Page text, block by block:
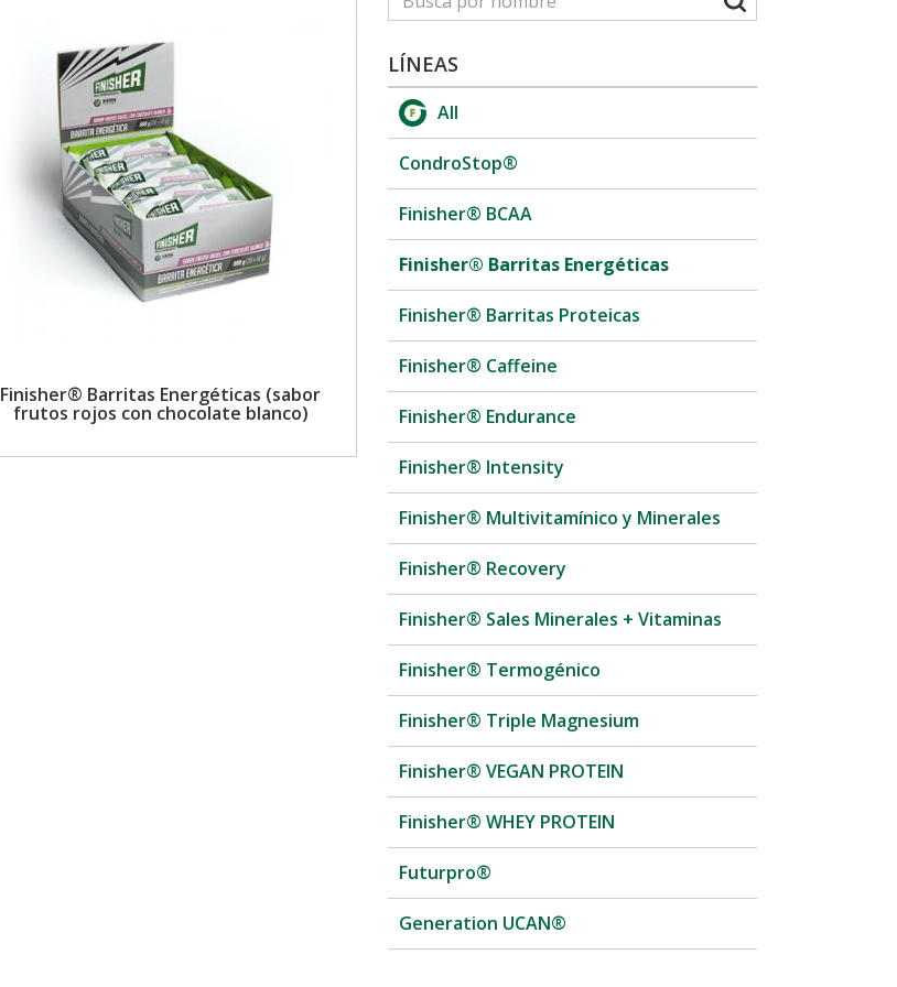
LÍNEAS
All
CondroStop®
Finisher® BCAA
Finisher® Barritas Energéticas
Finisher® Barritas Proteicas
Finisher® Caffeine
Finisher® Endurance
Finisher® Intensity
Finisher® Multivitamínico y Minerales
Finisher® Recovery
Finisher® Sales Minerales + Vitaminas
Finisher® Termogénico
Finisher® Triple Magnesium
Finisher® VEGAN PROTEIN
Finisher® WHEY PROTEIN
Futurpro®
Generation UCAN®
Finisher® Barritas Energéticas (sabor
frutos rojos con chocolate blanco)